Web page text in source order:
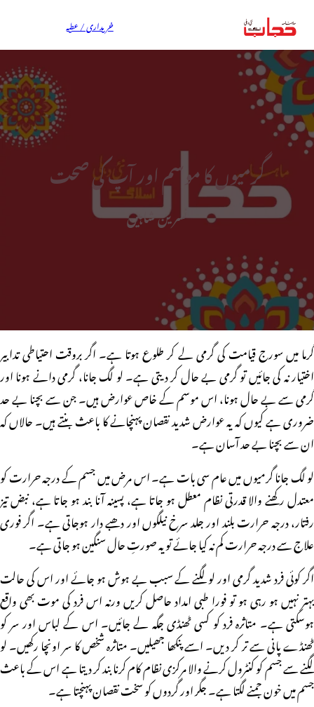
خریداری / عطیہ
گرمیوں کا موسم اور آپ کی صحت
نسرین شاہین
گرما میں سورج قیامت کی گرمی لے کر طلوع ہوتا ہے۔ اگر بروقت احتیاطی تدابیر
اختیار نہ کی جائیں تو گرمی بے حال کر دیتی ہے۔ لو لگ جانا، گرمی دانے ہونا اور
گرمی سے بے حال ہونا، اس موسم کے خاص عوارض ہیں۔ جن سے بچنا بے حد
ضروری ہے کیوں کہ یہ عوارض شدید نقصان پہنچانے کا باعث بنتے ہیں۔ حالاں کہ
ان سے بچنا بے حد آسان ہے۔
لو لگ جانا گرمیوں میں عام سی بات ہے۔ اس مرض میں جسم کے درجہ حرارت کو
معتدل رکھنے والا قدرتی نظام معطل ہو جاتا ہے، پسینہ آنا بند ہو جاتا ہے، نبض تیز
رفتار، درجہ حرارت بلند اور جلد سرخ نیلگوں اور دھبے دار ہوجاتی ہے۔ اگر فوری
علاج سے درجہ حرارت کم نہ کیا جائے تو یہ صورتِ حال سنگین ہو جاتی ہے۔
اگر کوئی فرد شدید گرمی اور لو لگنے کے سبب بے ہوش ہو جائے اور اس کی حالت
بہتر نہیں ہو رہی ہو تو فورا طبی امداد حاصل کریں ورنہ اس فرد کی موت بھی واقع
ہوسکتی ہے۔ متاثرہ فرد کو کسی ٹھنڈی جگہ لے جائیں۔ اس کے لباس اور سر کو
ٹھنڈے پانی سے تر کر دیں۔ اسے پنکھا جھیلیں۔ متاثرہ شخص کا سر اونچا رکھیں۔ لو
لگنے سے جسم کو کنٹرول کرنے والا مرکزی نظام کام کرنا بند کر دیتا ہے اس کے باعث
جسم میں خون جمنے لگتا ہے۔ جگر اور گردوں کو سخت نقصان پہنچتا ہے۔